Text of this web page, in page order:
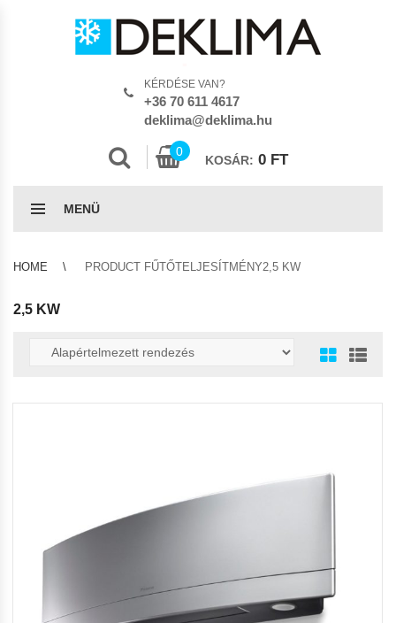
KÉRDÉSE VAN?
+36 70 611 4617
deklima@deklima.hu
0
KOSÁR: 0 FT
MENÜ
HOME PRODUCT FŰTŐTELJESÍTMÉNY2,5 KW
2,5 KW